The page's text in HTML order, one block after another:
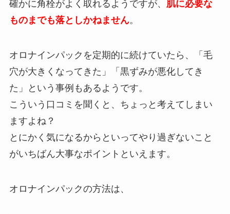
確かに角栓がよく取れるようですが、 肌に必要な
ものまでも落としかねません。
オロナインパックを定期的に続けていたら、「毛
穴が大きくなってきた」「黒ずみが悪化してき
た」という事例もあるようです。
こういう口コミを聞くと、ちょっと考えてしまい
ますよね？
とにかく気になるからといってやり過ぎないこと
がいちばん大事なポイントといえます。
オロナインパックの方法は、